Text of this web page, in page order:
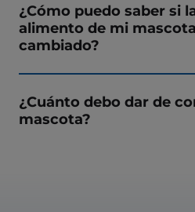
¿Cómo puedo saber si
alimento de mi
cambiado?
¿Cuánto debo dar de
mascota?